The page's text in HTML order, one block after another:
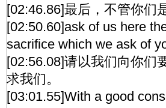
[02:46.86]最后，不管你们
[02:50.60]ask of us here
sacrifice which we ask of
[02:56.08]请以我们向你们
求我们。
[03:01.55]With a good